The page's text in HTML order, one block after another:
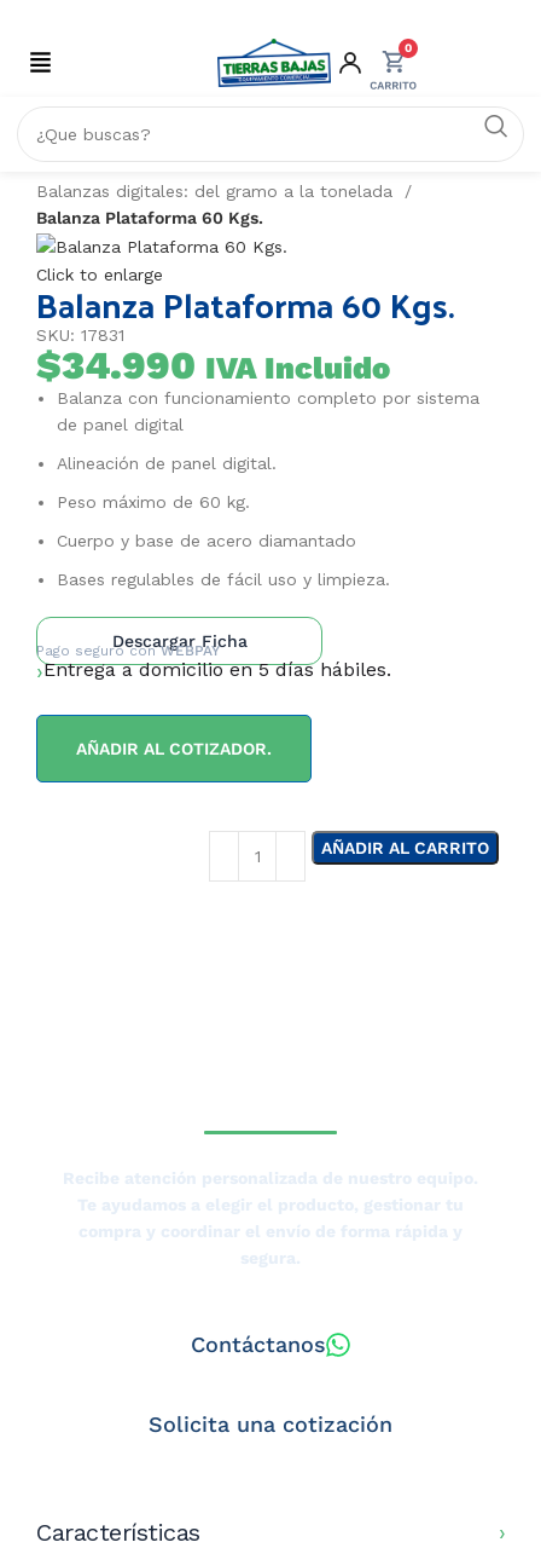
0
Inicio
COMERCIO
Balanzas digitales: del gramo a la tonelada
Balanza Plataforma 60 Kgs.
Click to enlarge
Balanza Plataforma 60 Kgs.
SKU: 17831
$34.990 IVA Incluido
Balanza con funcionamiento completo por sistema
de panel digital
Alineación de panel digital.
Peso máximo de 60 kg.
Cuerpo y base de acero diamantado
Bases regulables de fácil uso y limpieza.
Descargar Ficha
Pago seguro conWEBPAY
Entrega a domicilio en 5 días hábiles.
AÑADIR AL COTIZADOR.
AÑADIR AL CARRITO
Recibe atención personalizada de nuestro equipo.
Te ayudamos a elegir el producto, gestionar tu
compra y coordinar el envío de forma rápida y
segura.
Contáctanos
Solicita una cotización
Características